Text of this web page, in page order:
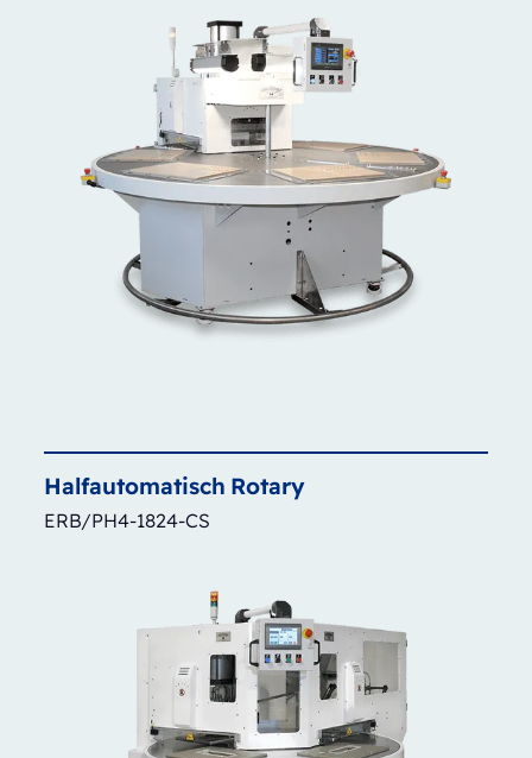
Halfautomatisch Rotary
ERB/PH4-1824-CS